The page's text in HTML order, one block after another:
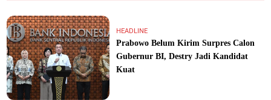
HEADLINE
Prabowo Belum Kirim Surpres Calon
Gubernur BI, Destry Jadi Kandidat
Kuat